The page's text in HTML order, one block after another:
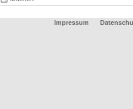
Impressum